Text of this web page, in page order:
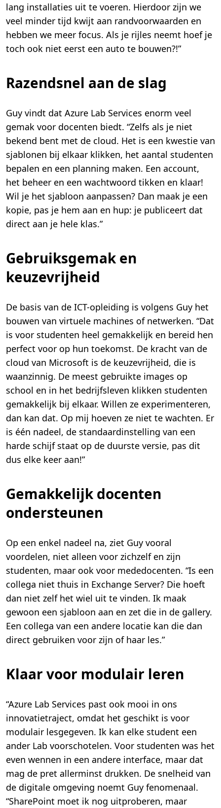
lang installaties uit te voeren. Hierdoor zijn we
veel minder tijd kwijt aan randvoorwaarden en
hebben we meer focus. Als je rijles neemt hoef je
toch ook niet eerst een auto te bouwen?!”
Razendsnel aan de slag
Guy vindt dat Azure Lab Services enorm veel
gemak voor docenten biedt. “Zelfs als je niet
bekend bent met de cloud. Het is een kwestie van
sjablonen bij elkaar klikken, het aantal studenten
bepalen en een planning maken. Een account,
het beheer en een wachtwoord tikken en klaar!
Wil je het sjabloon aanpassen? Dan maak je een
kopie, pas je hem aan en hup: je publiceert dat
direct aan je hele klas.”
Gebruiksgemak en
keuzevrijheid
De basis van de ICT-opleiding is volgens Guy het
bouwen van virtuele machines of netwerken. “Dat
is voor studenten heel gemakkelijk en bereid hen
perfect voor op hun toekomst. De kracht van de
cloud van Microsoft is de keuzevrijheid, die is
waanzinnig. De meest gebruikte images op
school en in het bedrijfsleven klikken studenten
gemakkelijk bij elkaar. Willen ze experimenteren,
dan kan dat. Op mij hoeven ze niet te wachten. Er
is één nadeel, de standaardinstelling van een
harde schijf staat op de duurste versie, pas dit
dus elke keer aan!”
Gemakkelijk docenten
ondersteunen
Op een enkel nadeel na, ziet Guy vooral
voordelen, niet alleen voor zichzelf en zijn
studenten, maar ook voor mededocenten. “Is een
collega niet thuis in Exchange Server? Die hoeft
dan niet zelf het wiel uit te vinden. Ik maak
gewoon een sjabloon aan en zet die in de gallery.
Een collega van een andere locatie kan die dan
direct gebruiken voor zijn of haar les.”
Klaar voor modulair leren
“Azure Lab Services past ook mooi in ons
innovatietraject, omdat het geschikt is voor
modulair lesgegeven. Ik kan elke student een
ander Lab voorschotelen. Voor studenten was het
even wennen in een andere interface, maar dat
mag de pret allerminst drukken. De snelheid van
de digitale omgeving noemt Guy fenomenaal.
“SharePoint moet ik nog uitproberen, maar